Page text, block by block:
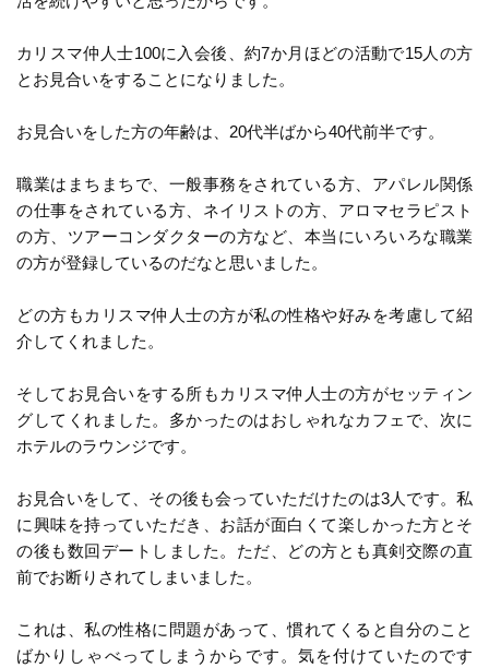
カリスマ仲人士100に入会後、約7か月ほどの活動で15人の方
とお見合いをすることになりました。
お見合いをした方の年齢は、20代半ばから40代前半です。
職業はまちまちで、一般事務をされている方、アパレル関係
の仕事をされている方、ネイリストの方、アロマセラピスト
の方、ツアーコンダクターの方など、本当にいろいろな職業
の方が登録しているのだなと思いました。
どの方もカリスマ仲人士の方が私の性格や好みを考慮して紹
介してくれました。
そしてお見合いをする所もカリスマ仲人士の方がセッティン
グしてくれました。多かったのはおしゃれなカフェで、次に
ホテルのラウンジです。
お見合いをして、その後も会っていただけたのは3人です。私
に興味を持っていただき、お話が面白くて楽しかった方とそ
の後も数回デートしました。ただ、どの方とも真剣交際の直
前でお断りされてしまいました。
これは、私の性格に問題があって、慣れてくると自分のこと
ばかりしゃべってしまうからです。気を付けていたのです